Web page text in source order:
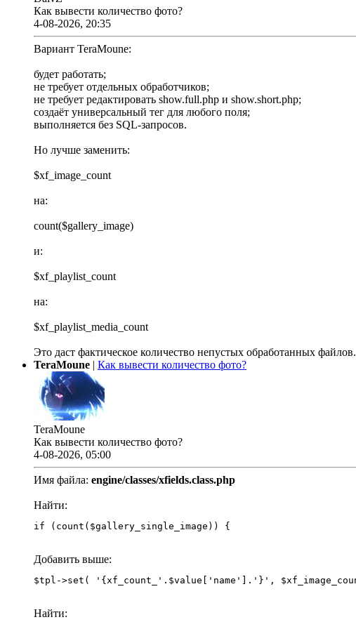
Как вывести количество фото?
4-08-2026, 20:35
Вариант TeraMoune:
будет работать;
не требует отдельных обработчиков;
не требует редактировать show.full.php и show.short.php;
создаёт универсальный тег для любого поля;
выполняется без SQL-запросов.
Но лучше заменить:
$xf_image_count
на:
count($gallery_image)
и:
$xf_playlist_count
на:
$xf_playlist_media_count
Это даст фактическое количество непустых обработанных файлов.
TeraMoune | Как вывести количество фото?
TeraMoune
Как вывести количество фото?
4-08-2026, 05:00
Имя файла: engine/classes/xfields.class.php
Найти:
if (count($gallery_single_image)) {
Добавить выше:
Найти: